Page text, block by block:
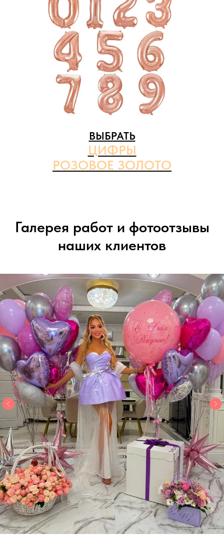
ВЫБРАТЬ
ЦИФРЫ
РОЗОВОЕ ЗОЛОТО
Галерея работ и фотоотзывы
наших клиентов